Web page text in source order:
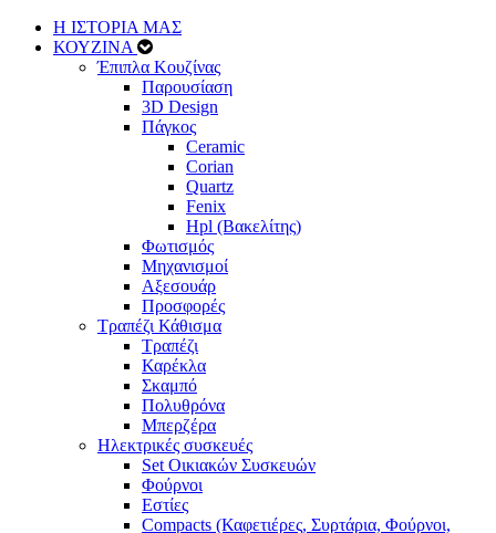
Η ΙΣΤΟΡΙΑ ΜΑΣ
ΚΟΥΖΙΝΑ
Έπιπλα Κουζίνας
Παρουσίαση
3D Design
Πάγκος
Ceramic
Corian
Quartz
Fenix
Hpl (Βακελίτης)
Φωτισμός
Μηχανισμοί
Αξεσουάρ
Προσφορές
Τραπέζι Κάθισμα
Τραπέζι
Καρέκλα
Σκαμπό
Πολυθρόνα
Μπερζέρα
Ηλεκτρικές συσκευές
Set Οικιακών Συσκευών
Φούρνοι
Εστίες
Compacts (Καφετιέρες, Συρτάρια, Φούρνοι,